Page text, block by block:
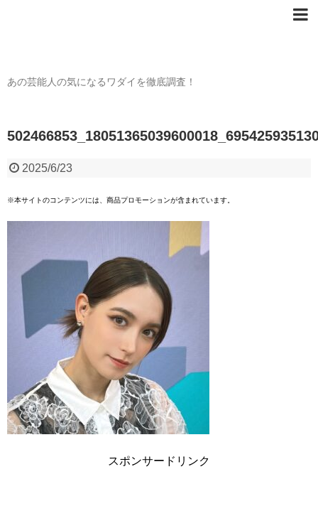
あの芸能人の気になるワダイを徹底調査！
2025/6/23
※本サイトのコンテンツには、商品プロモーションが含まれています。
スポンサードリンク